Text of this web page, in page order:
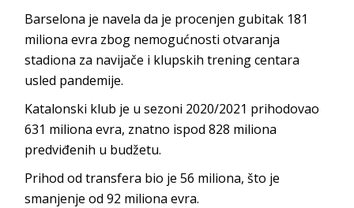
Barselona je navela da je procenjen gubitak 181
miliona evra zbog nemogućnosti otvaranja
stadiona za navijače i klupskih trening centara
usled pandemije.
Katalonski klub je u sezoni 2020/2021 prihodovao
631 miliona evra, znatno ispod 828 miliona
predviđenih u budžetu.
Prihod od transfera bio je 56 miliona, što je
smanjenje od 92 miliona evra.